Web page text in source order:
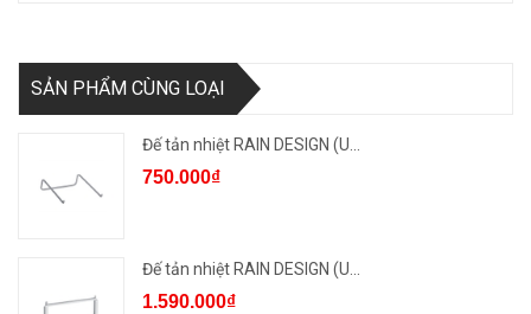
SẢN PHẨM CÙNG LOẠI
Đế tản nhiệt RAIN DESIGN (U...
750.000₫
Đế tản nhiệt RAIN DESIGN (U...
1.590.000₫